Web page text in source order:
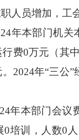
人员增加，工
年本部门机关
费0万元（其
2024年“三公”
年本部门会议
0培训，人数0